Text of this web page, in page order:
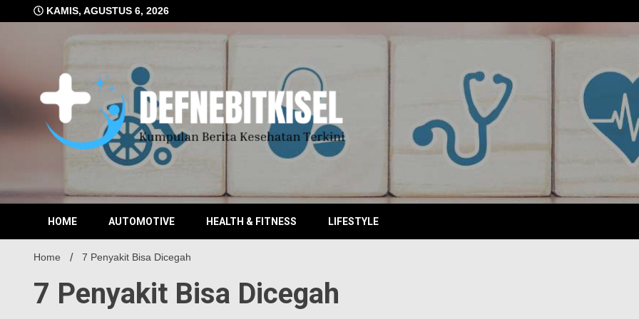
to
KAMIS, AGUSTUS 6, 2026
HOME AUTOMOTIVE HEALTH & FITNESS LIFESTYLE
Home 7 Penyakit Bisa Dicegah
7 Penyakit Bisa Dicegah